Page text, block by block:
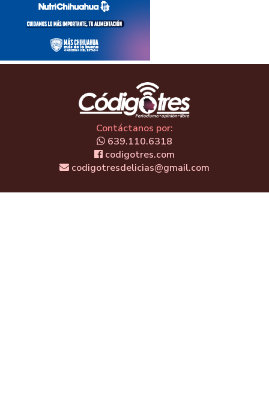
Contáctanos por:
639.110.6318
codigotres.com
codigotresdelicias@gmail.com